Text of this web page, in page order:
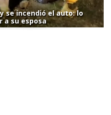
se incendió el auto: lo
a su esposa